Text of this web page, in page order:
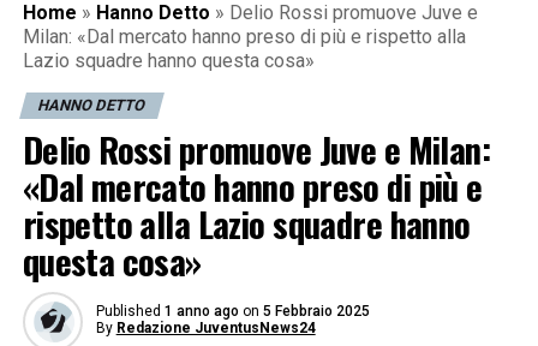
Home » Hanno Detto » Delio Rossi promuove Juve e
Milan: «Dal mercato hanno preso di più e rispetto alla
Lazio squadre hanno questa cosa»
HANNO DETTO
Delio Rossi promuove Juve e Milan:
«Dal mercato hanno preso di più e
rispetto alla Lazio squadre hanno
questa cosa»
Published 1 anno ago on 5 Febbraio 2025
By Redazione JuventusNews24